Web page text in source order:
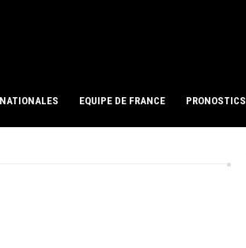
EQUIPE DE FRANCE PRONOSTICS